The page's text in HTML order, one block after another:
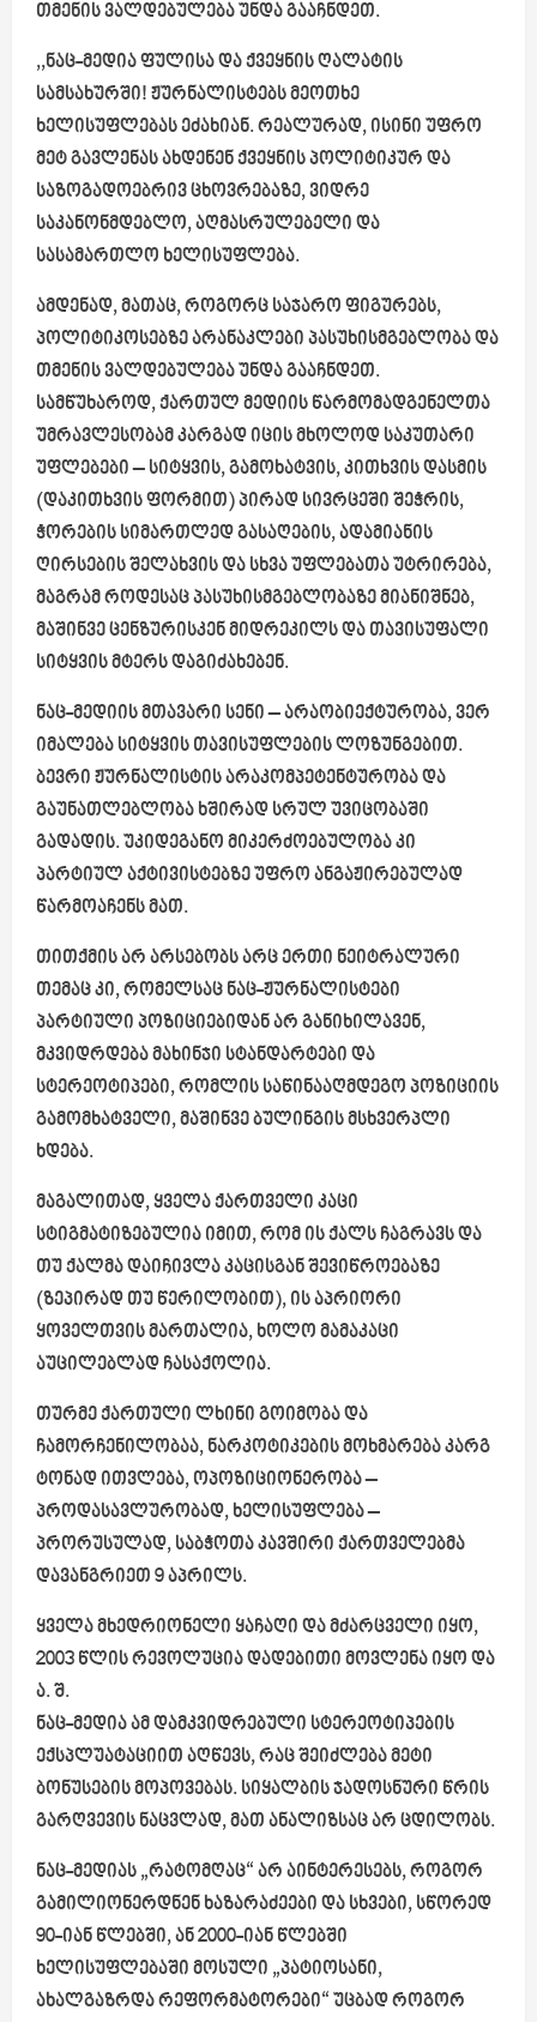
თმენის ვალდებულება უნდა გააჩნდეთ.
,,ნაც-მედია ფულისა და ქვეყნის ღალატის
სამსახურში! ჟურნალისტებს მეოთხე
ხელისუფლებას ეძახიან. რეალურად, ისინი უფრო
მეტ გავლენას ახდენენ ქვეყნის პოლიტიკურ და
საზოგადოებრივ ცხოვრებაზე, ვიდრე
საკანონმდებლო, აღმასრულებელი და
სასამართლო ხელისუფლება.
ამდენად, მათაც, როგორც საჯარო ფიგურებს,
პოლიტიკოსებზე არანაკლები პასუხისმგებლობა და
თმენის ვალდებულება უნდა გააჩნდეთ.
სამწუხაროდ, ქართულ მედიის წარმომადგენელთა
უმრავლესობამ კარგად იცის მხოლოდ საკუთარი
უფლებები – სიტყვის, გამოხატვის, კითხვის დასმის
(დაკითხვის ფორმით) პირად სივრცეში შეჭრის,
ჭორების სიმართლედ გასაღების, ადამიანის
ღირსების შელახვის და სხვა უფლებათა უტრირება,
მაგრამ როდესაც პასუხისმგებლობაზე მიანიშნებ,
მაშინვე ცენზურისკენ მიდრეკილს და თავისუფალი
სიტყვის მტერს დაგიძახებენ.
ნაც-მედიის მთავარი სენი – არაობიექტურობა, ვერ
იმალება სიტყვის თავისუფლების ლოზუნგებით.
ბევრი ჟურნალისტის არაკომპეტენტურობა და
გაუნათლებლობა ხშირად სრულ უვიცობაში
გადადის. უკიდეგანო მიკერძოებულობა კი
პარტიულ აქტივისტებზე უფრო ანგაჟირებულად
წარმოაჩენს მათ.
თითქმის არ არსებობს არც ერთი ნეიტრალური
თემაც კი, რომელსაც ნაც-ჟურნალისტები
პარტიული პოზიციებიდან არ განიხილავენ,
მკვიდრდება მახინჯი სტანდარტები და
სტერეოტიპები, რომლის საწინააღმდეგო პოზიციის
გამომხატველი, მაშინვე ბულინგის მსხვერპლი
ხდება.
მაგალითად, ყველა ქართველი კაცი
სტიგმატიზებულია იმით, რომ ის ქალს ჩაგრავს და
თუ ქალმა დაიჩივლა კაცისგან შევიწროებაზე
(ზეპირად თუ წერილობით), ის აპრიორი
ყოველთვის მართალია, ხოლო მამაკაცი
აუცილებლად ჩასაქოლია.
თურმე ქართული ლხინი გოიმობა და
ჩამორჩენილობაა, ნარკოტიკების მოხმარება კარგ
ტონად ითვლება, ოპოზიციონერობა –
პროდასავლურობად, ხელისუფლება –
პრორუსულად, საბჭოთა კავშირი ქართველებმა
დავანგრიეთ 9 აპრილს.
ყველა მხედრიონელი ყაჩაღი და მძარცველი იყო,
2003 წლის რევოლუცია დადებითი მოვლენა იყო და
ა. შ.
ნაც-მედია ამ დამკვიდრებული სტერეოტიპების
ექსპლუატაციით აღწევს, რაც შეიძლება მეტი
ბონუსების მოპოვებას. სიყალბის ჯადოსნური წრის
გარღვევის ნაცვლად, მათ ანალიზსაც არ ცდილობს.
ნაც-მედიას „რატომღაც“ არ აინტერესებს, როგორ
გამილიონერდნენ ხაზარაძეები და სხვები, სწორედ
90-იან წლებში, ან 2000-იან წლებში
ხელისუფლებაში მოსული „პატიოსანი,
ახალგაზრდა რეფორმატორები“ უცბად როგორ